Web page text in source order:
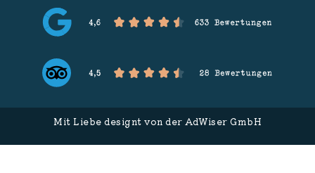
Mit Liebe designt von der AdWiser GmbH